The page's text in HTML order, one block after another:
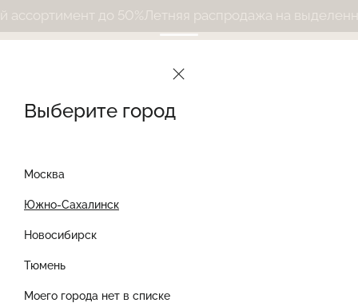
Выберите город
Москва
Южно-Сахалинск
Новосибирск
Тюмень
Моего города нет в списке
до 50%Летняя распродажа на выделенный